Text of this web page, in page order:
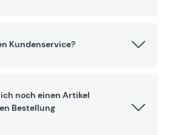
Kundenservice?
noch einen Artikel
Bestellung